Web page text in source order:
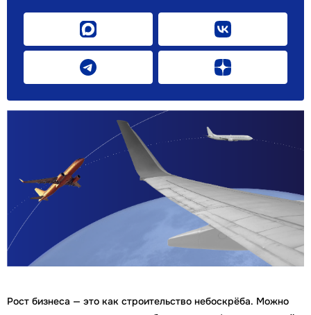
Рост бизнеса — это как строительство небоскрёба. Можно